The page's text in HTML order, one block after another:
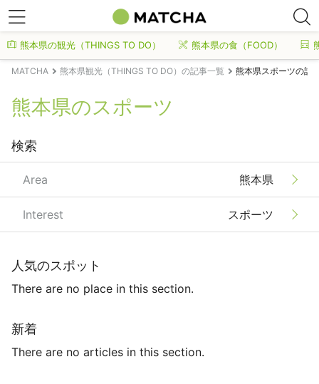
熊本県の観光（THINGS TO DO） 熊本県の食（FOOD）
MATCHA 熊本県観光（THINGS TO DO）の記事一覧 熊本県スポーツの記
熊本県のスポーツ
検索
Area 熊本県
Interest スポーツ
人気のスポット
There are no place in this section.
新着
There are no articles in this section.